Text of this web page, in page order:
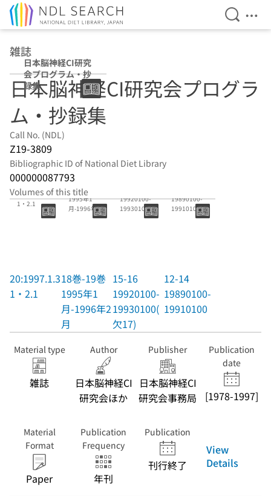
Open
雑誌
日本脳神経CI研究
会プログラム・抄
録集
日本脳神経CI研究会プログラ
ム・抄録集
Call No. (NDL)
Z19-3809
Bibliographic ID of National Diet Library
000000087793
Volumes of this title
20:1997.1.3
1・2.1
20:1997.1.3
1・2.1
18巻-19巻
1995年1
月-1996年2
18巻-19巻
1995年1
月-1996年2
月
19920100-
19930100(欠
15-16
19920100-
19930100(
欠17)
19890100-
19910100
12-14
19890100-
19910100
Material type
雑誌
Author
日本脳神経CI
研究会ほか
Publisher
日本脳神経CI
研究会事務局
Publication
date
[1978-1997]
Material
Format
Paper
Publication
Frequency
年刊
Publication
刊行終了
View
Details